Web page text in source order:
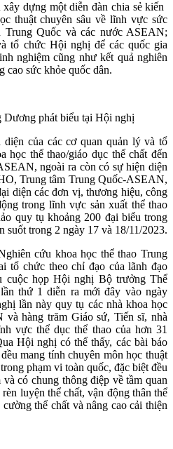
dựng một diễn đàn chia sẻ kiến
thuật chuyên sâu về lĩnh vực sức
Trung Quốc và các nước ASEAN;
tổ chức Hội nghị để các quốc gia
nghiệm cũng như kết quả nghiên
cao sức khỏe quốc dân.
phát biểu tại Hội nghị
của các cơ quan quản lý và tổ
học thể thao/giáo dục thể chất đến
ngoài ra còn có sự hiện diện
Trung tâm Trung Quốc-ASEAN,
diện các đơn vị, thương hiệu, công
trong lĩnh vực sản xuất thể thao
quy tụ khoảng 200 đại biểu trong
suốt trong 2 ngày 17 và 18/11/2023.
cứu khoa học thể thao Trung
tổ chức theo chỉ đạo của lãnh đạo
cuộc họp Hội nghị Bộ trưởng Thể
thứ 1 diễn ra mới đây vào ngày
lần này quy tụ các nhà khoa học
và hàng trăm Giáo sứ, Tiến sĩ, nhà
vực thể dục thể thao của hơn 31
Hội nghị có thể thấy, các bài báo
mang tính chuyên môn học thuật
phạm vi toàn quốc, đặc biệt đều
có chung thông điệp về tầm quan
luyện thể chất, vận động thân thể
thể chất và nâng cao cải thiện